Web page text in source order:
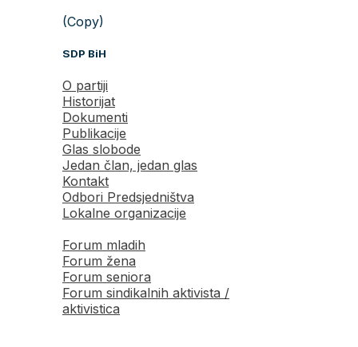
(Copy)
SDP BiH
O partiji
Historijat
Dokumenti
Publikacije
Glas slobode
Jedan član, jedan glas
Kontakt
Odbori Predsjedništva
Lokalne organizacije
Forum mladih
Forum žena
Forum seniora
Forum sindikalnih aktivista /
aktivistica